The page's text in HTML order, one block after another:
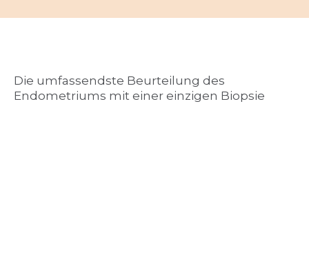
Die umfassendste Beurteilung des
Endometriums mit einer einzigen Biopsie